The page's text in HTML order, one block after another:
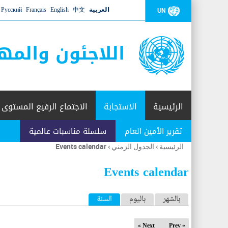
UN العربية 中文
English
Français
Русский
اللاجئون
الرئيسية الاستجابة
تقرير الأمين العام سلسلة مناسبات عالمية
الاجتماع الرفيع المستوى
أنت
هنا
الرئيسية › الجدول الزمني ›
Events calendar
Events calendar
ا
ل
بالشهر باليوم السنة (علامة التبويب النشطة)